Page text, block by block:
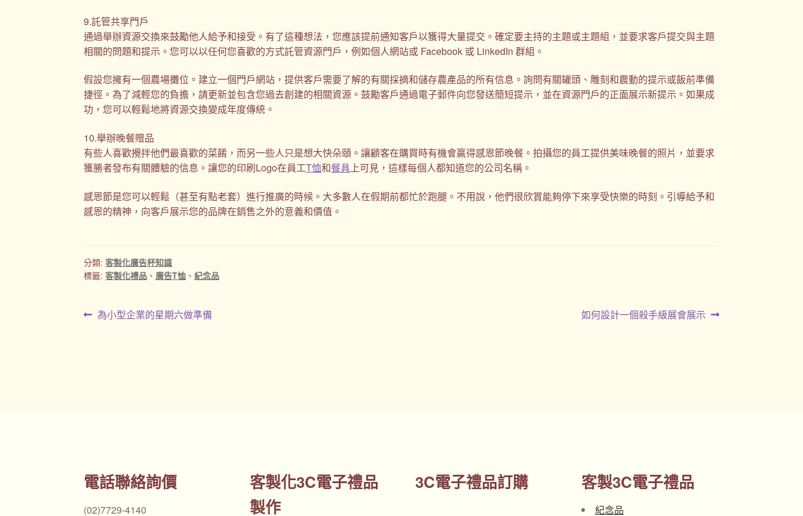
9.託管共享門戶
通過舉辦資源交換來鼓勵他人給予和接受。有了這種想法，您應該提前通知客戶以獲得大量提交。確定要主持的主題或主題組，並要求客戶提交與主題
相關的問題和提示。您可以以任何您喜歡的方式託管資源門戶，例如個人網站或 Facebook 或 LinkedIn 群組。
假設您擁有一個農場攤位。建立一個門戶網站，提供客戶需要了解的有關採摘和儲存農產品的所有信息。詢問有關罐頭、雕刻和震動的提示或飯前準備
捷徑。為了減輕您的負擔，請更新並包含您過去創建的相關資源。鼓勵客戶通過電子郵件向您發送簡短提示，並在資源門戶的正面展示新提示。如果成
功，您可以輕鬆地將資源交換變成年度傳統。
10.舉辦晚餐贈品
有些人喜歡攪拌他們最喜歡的菜餚，而另一些人只是想大快朵頤。讓顧客在購買時有機會贏得感恩節晚餐。拍攝您的員工提供美味晚餐的照片，並要求
獲勝者發布有關體驗的信息。讓您的印刷Logo在員工T恤和餐具上可見，這樣每個人都知道您的公司名稱。
感恩節是您可以輕鬆（甚至有點老套）進行推廣的時候。大多數人在假期前都忙於跑腿。不用說，他們很欣賞能夠停下來享受快樂的時刻。引導給予和
感恩的精神，向客戶展示您的品牌在銷售之外的意義和價值。
分類:客製化廣告杯知識
標籤:客製化禮品 、 廣告T恤 、紀念品
文上
為小型企業的星期六做準備
下
如何設計一個殺手級展會展示
電話聯絡詢價
(02)7729-4140
客製化3C電子禮品
製作
3C電子禮品訂購 客製3C電子禮品
紀念品